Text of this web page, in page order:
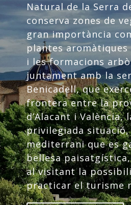
Natural de la Serra
conserva zones de
gran importància
plantes
i les formacions
juntament amb la
Benicadell, que
frontera entre la
d’Alacant i València,
privilegiada
mediterrani que es
bellesa
al visitant la
practicar el turisme